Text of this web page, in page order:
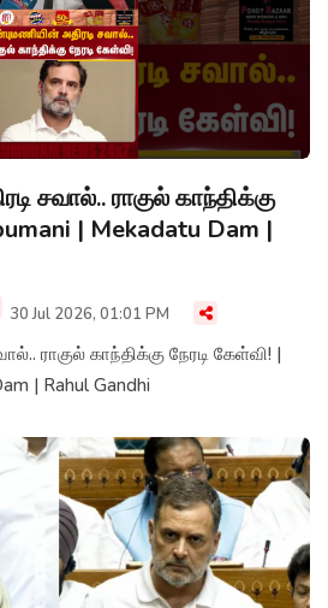
சவால்.. ராகுல் காந்திக்கு
| Mekadatu Dam |
30 Jul 2026, 01:01 PM
ராகுல் காந்திக்கு நேரடி கேள்வி! |
| Rahul Gandhi